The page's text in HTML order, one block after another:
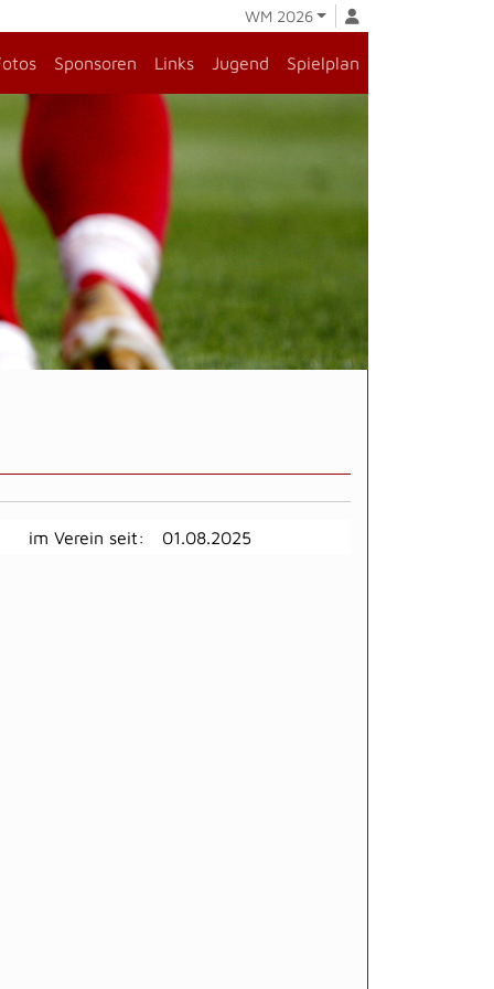
WM 2026
Sponsoren Links Jugend Spielplan
im Verein seit: 01.08.2025